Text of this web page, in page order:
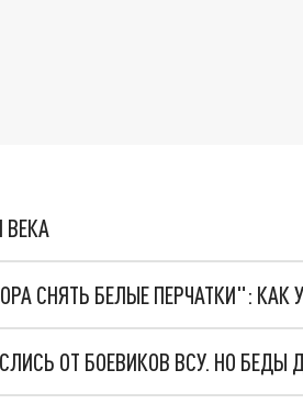
ВЕКА
СНЯТЬ БЕЛЫЕ ПЕРЧАТКИ": КАК
ОТ БОЕВИКОВ ВСУ. НО